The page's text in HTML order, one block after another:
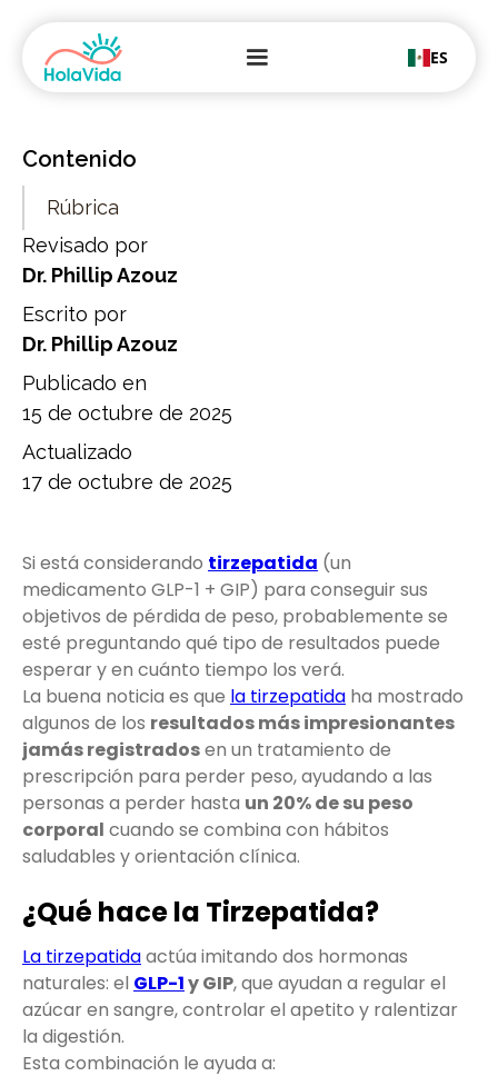
ES
Contenido
Rúbrica
Revisado por
Dr. Phillip Azouz
Escrito por
Dr. Phillip Azouz
Publicado en
15 de octubre de 2025
Actualizado
17 de octubre de 2025
Si está considerando tirzepatida (un
medicamento GLP-1 + GIP) para conseguir sus
objetivos de pérdida de peso, probablemente se
esté preguntando qué tipo de resultados puede
esperar y en cuánto tiempo los verá.
La buena noticia es que la tirzepatida ha mostrado
algunos de los resultados más impresionantes
jamás registradosen un tratamiento de
prescripción para perder peso, ayudando a las
personas a perder hasta un 20% de su peso
corporal cuando se combina con hábitos
saludables y orientación clínica.
¿Qué hace la Tirzepatida?
La tirzepatidaactúa imitando dos hormonas
naturales: el GLP-1y GIP, que ayudan a regular el
azúcar en sangre, controlar el apetito y ralentizar
la digestión.
Esta combinación le ayuda a: